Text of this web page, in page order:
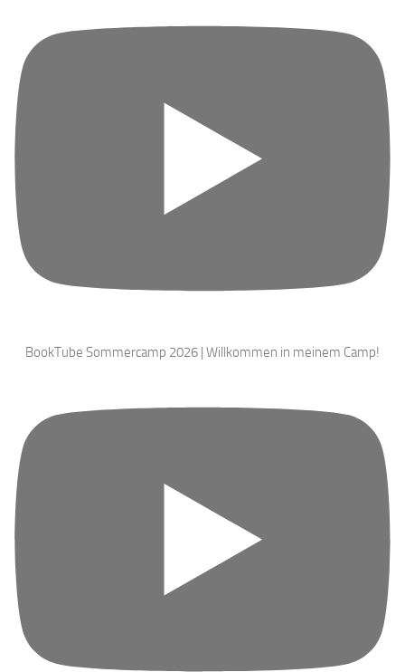
BookTube Sommercamp 2026 | Willkommen in meinem Camp!